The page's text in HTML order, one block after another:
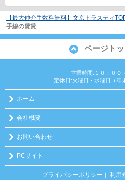
【最大仲介手数料無料】文京トラスティ
手線の賃貸
ページト
営業時間:１０：００
定休日:火曜日・水曜日（年
ホーム
会社概要
お問い合わせ
PCサイト
プライバシーポリシー ｜ 利用